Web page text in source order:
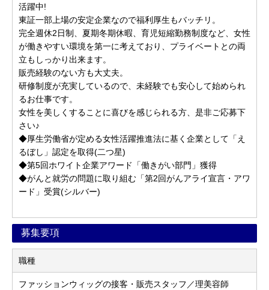
活躍中!
東証一部上場の安定企業なので福利厚生もバッチリ。
完全週休2日制、夏期冬期休暇、育児短縮勤務制度など、女性
が働きやすい環境を第一に考えており、プライベートとの両
立もしっかり出来ます。
販売経験のない方も大丈夫。
研修制度が充実しているので、未経験でも安心して始められ
るお仕事です。
女性を美しくすることに喜びを感じられる方、是非ご応募下
さい♪
◆厚生労働省が定める女性活躍推進法に基く企業として「え
るぼし」認定を取得(二つ星)
◆第5回ホワイト企業アワード「働きがい部門」獲得
◆がんと就労の問題に取り組む「第2回がんアライ宣言・アワ
ード」受賞(シルバー)
募集要項
職種
ファッションウィッグの接客・販売スタッフ／理美容師